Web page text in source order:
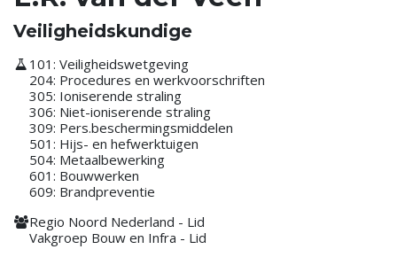
Veiligheidskundige
101: Veiligheidswetgeving
204: Procedures en werkvoorschriften
305: Ioniserende straling
306: Niet-ioniserende straling
309: Pers.beschermingsmiddelen
501: Hijs- en hefwerktuigen
504: Metaalbewerking
601: Bouwwerken
609: Brandpreventie
Regio Noord Nederland - Lid
Vakgroep Bouw en Infra - Lid